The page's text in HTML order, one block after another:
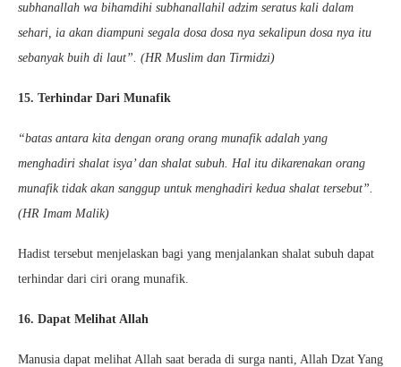
subhanallah wa bihamdihi subhanallahil adzim seratus kali dalam
sehari, ia akan diampuni segala dosa dosa nya sekalipun dosa nya itu
sebanyak buih di laut”. (HR Muslim dan Tirmidzi)
15. Terhindar Dari Munafik
“batas antara kita dengan orang orang munafik adalah yang
menghadiri shalat isya’ dan shalat subuh. Hal itu dikarenakan orang
munafik tidak akan sanggup untuk menghadiri kedua shalat tersebut”.
(HR Imam Malik)
Hadist tersebut menjelaskan bagi yang menjalankan shalat subuh dapat
terhindar dari ciri orang munafik.
16. Dapat Melihat Allah
Manusia dapat melihat Allah saat berada di surga nanti, Allah Dzat Yang